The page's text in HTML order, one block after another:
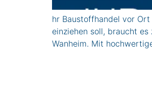
hr Baustoffhandel vor Ort
einziehen soll, braucht
Wanheim. Mit